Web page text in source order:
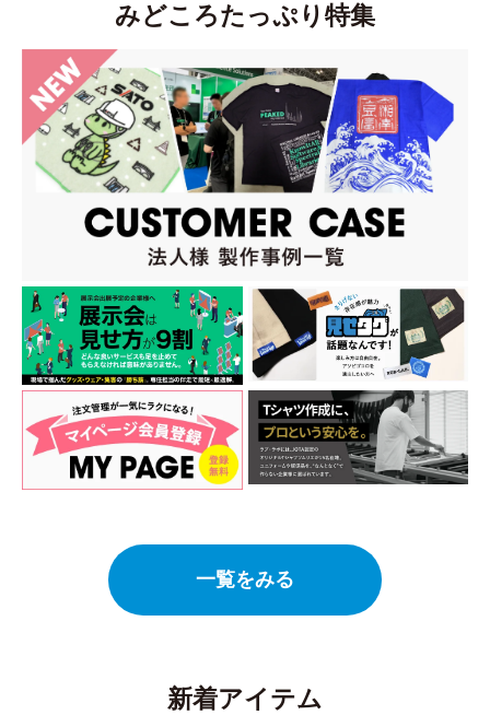
みどころたっぷり特集
一覧をみる
新着アイテム